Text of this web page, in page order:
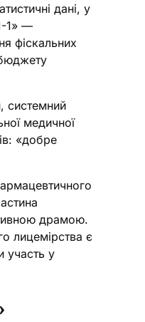
дані, у
1» —
фіскальних
системний
медичної
«добре
драмою.
лицемірства є
участь у